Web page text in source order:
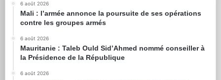
6 août 2026
Mali : l’armée annonce la poursuite de ses opérations
contre les groupes armés
6 août 2026
Mauritanie : Taleb Ould Sid’Ahmed nommé conseiller à
la Présidence de la République
6 août 2026